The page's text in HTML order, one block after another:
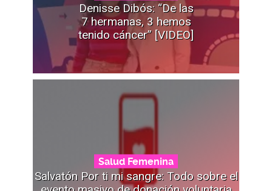
Denisse Dibós: “De las
7 hermanas, 3 hemos
tenido cáncer” [VIDEO]
Salud Femenina
Salvatón Por ti mi sangre: Todo sobre el